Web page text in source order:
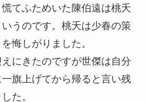
てふためいた陳伯遠は桃夭
うのです。桃夭は少春の策
悔しがりました。
にきたのですが世傑は自分
旗上げてから帰ると言い残
た。